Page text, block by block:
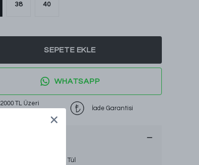
38 40
SEPETE EKLE
WHATSAPP
2000 TL Üzeri
İade Garantisi
Liosel Modal Tül